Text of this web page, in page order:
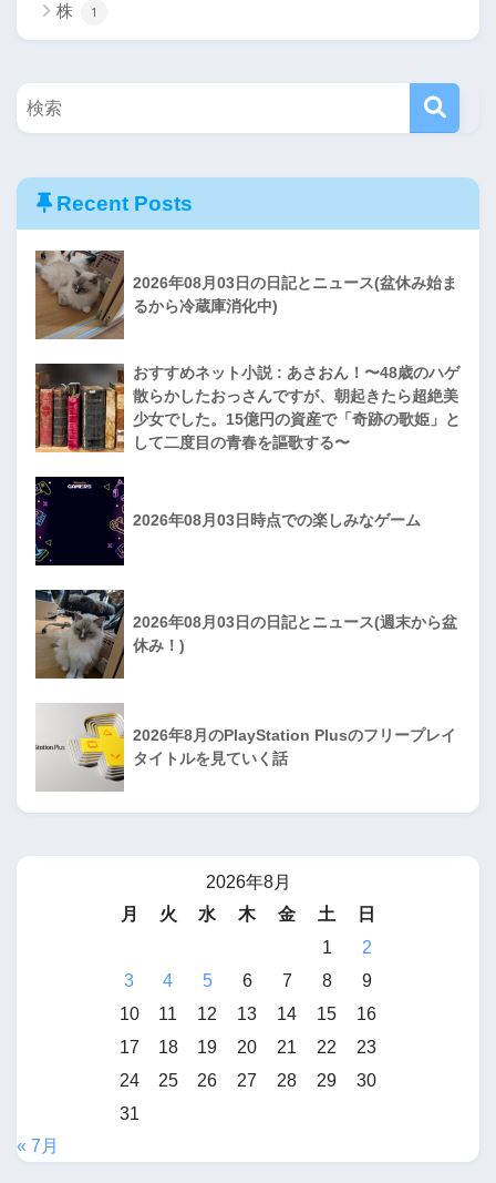
株 1
Recent Posts
2026年08月03日の日記とニュース(盆休み始ま
るから冷蔵庫消化中)
おすすめネット小説 : あさおん！〜48歳のハゲ
散らかしたおっさんですが、朝起きたら超絶美
少女でした。15億円の資産で「奇跡の歌姫」と
して二度目の青春を謳歌する〜
2026年08月03日時点での楽しみなゲーム
2026年08月03日の日記とニュース(週末から盆
休み！)
2026年8月のPlayStation Plusのフリープレイ
タイトルを見ていく話
2026年8月
月
火 水 木 金 土
日
1
2
3
4 5 6 7 8
9
10
11 12 13 14 15
16
17
18 19 20 21 22
23
24
25 26 27 28 29
30
31
« 7月